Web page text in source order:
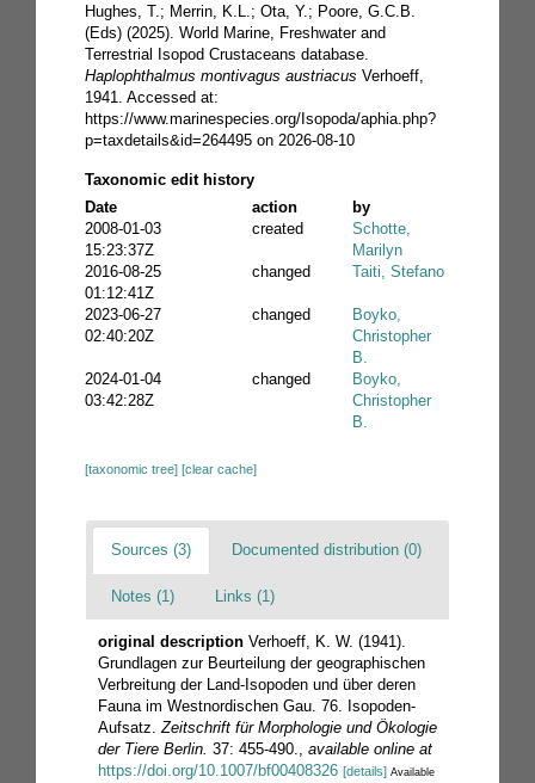
Hughes, T.; Merrin, K.L.; Ota, Y.; Poore, G.C.B.
(Eds) (2025). World Marine, Freshwater and
Terrestrial Isopod Crustaceans database.
Haplophthalmus montivagus austriacus Verhoeff,
1941. Accessed at:
https://www.marinespecies.org/Isopoda/aphia.php?
p=taxdetails&id=264495 on 2026-08-10
Taxonomic edit history
Date
action
by
2008-01-03
15:23:37Z
created
Schotte,
Marilyn
2016-08-25
01:12:41Z
changed Taiti, Stefano
2023-06-27
02:40:20Z
changed
Boyko,
Christopher
B.
2024-01-04
03:42:28Z
changed
Boyko,
Christopher
B.
[taxonomic tree] [clear cache]
Sources (3) Documented distribution (0)
Notes (1) Links (1)
original description Verhoeff, K. W. (1941).
Grundlagen zur Beurteilung der geographischen
Verbreitung der Land-Isopoden und über deren
Fauna im Westnordischen Gau. 76. Isopoden-
Aufsatz. Zeitschrift für Morphologie und Ökologie
der Tiere Berlin. 37: 455-490.
available online at
https://doi.org/10.1007/bf00408326 [details] Available